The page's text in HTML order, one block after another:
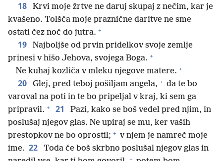
18
Krvi moje žrtve ne daruj skupaj z nečim, kar je
kvašeno. Tolšča moje praznične daritve ne sme
ostati čez noč do jutra. +
19
Najboljše od prvin pridelkov svoje zemlje
prinesi v hišo Jehova, svojega Boga. +
Ne kuhaj kozliča v mleku njegove matere. +
20 Glej, pred teboj pošiljam angela, + da te bo
varoval na poti in te bo pripeljal v kraj, ki sem ga
pripravil. + 21
Pazi, kako se boš vedel pred njim, in
poslušaj njegov glas. Ne upiraj se mu, ker vaših
prestopkov ne bo oprostil; + v njem je namreč moje
ime. 22
Toda če boš skrbno poslušal njegov glas in
+